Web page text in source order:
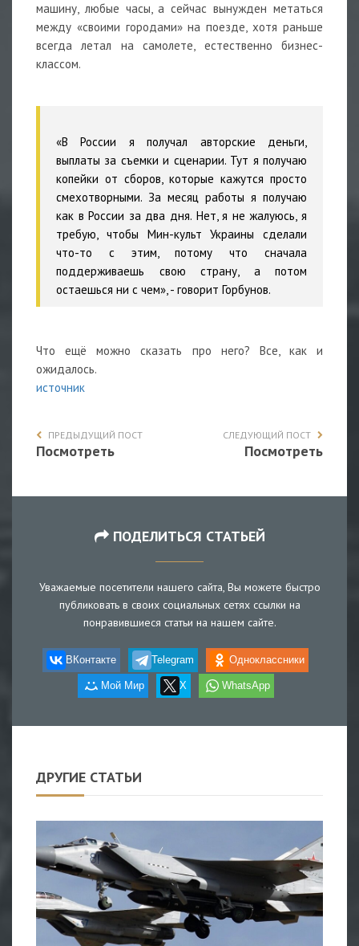
машину, любые часы, а сейчас вынужден метаться
между «своими городами» на поезде, хотя раньше
всегда летал на самолете, естественно бизнес-
классом.
«В России я получал авторские деньги,
выплаты за съемки и сценарии. Тут я получаю
копейки от сборов, которые кажутся просто
смехотворными. За месяц работы я получаю
как в России за два дня. Нет, я не жалуюсь, я
требую, чтобы Мин-культ Украины сделали
что-то с этим, потому что сначала
поддерживаешь свою страну, а потом
остаешься ни с чем», - говорит Горбунов.
Что ещё можно сказать про него? Все, как и
ожидалось.
источник
ПРЕДЫДУЩИЙ ПОСТ
Посмотреть
СЛЕДУЮЩИЙ ПОСТ
Посмотреть
ПОДЕЛИТЬСЯ СТАТЬЕЙ
Уважаемые посетители нашего сайта, Вы можете быстро
публиковать в своих социальных сетях ссылки на
понравившиеся статьи на нашем сайте.
ВКонтакте Telegram Одноклассники
Мой Мир X WhatsApp
ДРУГИЕ СТАТЬИ